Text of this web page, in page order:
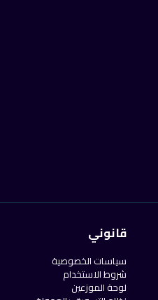
قانوني
سياسات الخصوصية
شروط الاستخدام
لوحة الموزعين